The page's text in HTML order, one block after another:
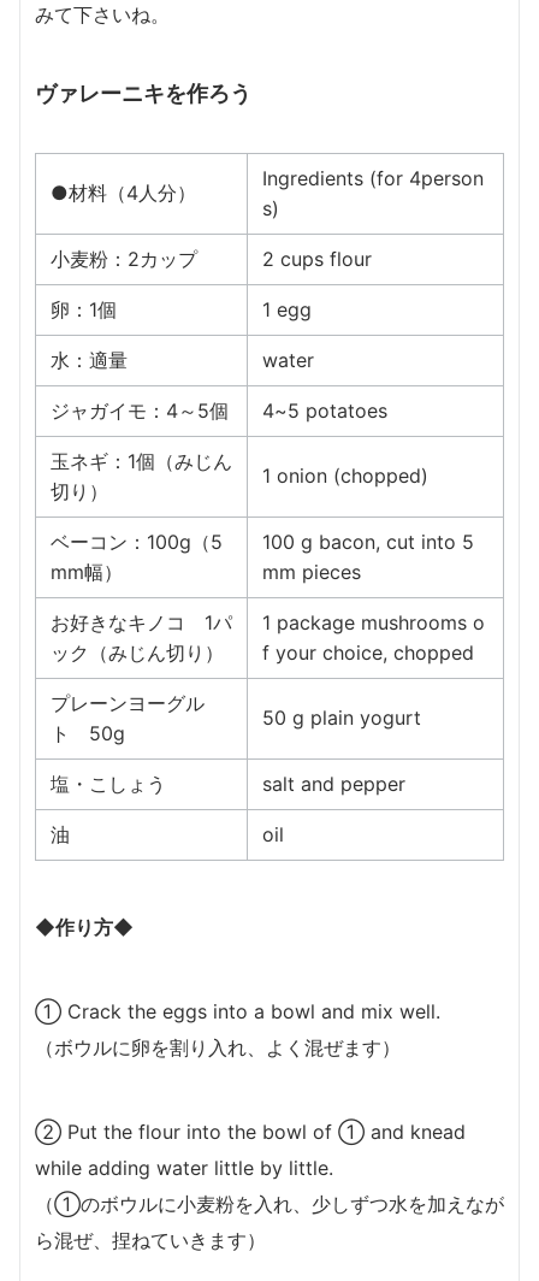
みて下さいね。
ヴァレーニキを作ろう
●材料（4人分）
Ingredients (for 4person
s)
小麦粉：2カップ 2 cups flour
卵：1個 1 egg
水：適量 water
ジャガイモ：4～5個 4~5 potatoes
玉ネギ：1個（みじん
切り）
1 onion (chopped)
ベーコン：100g（5
mm幅）
100 g bacon, cut into 5
mm pieces
お好きなキノコ 1パ
ック（みじん切り）
1 package mushrooms o
f your choice, chopped
プレーンヨーグル
ト 50g
50 g plain yogurt
塩・こしょう salt and pepper
油 oil
◆作り方◆
① Crack the eggs into a bowl and mix well.
（ボウルに卵を割り入れ、よく混ぜます）
② Put the flour into the bowl of ① and knead
while adding water little by little.
（①のボウルに小麦粉を入れ、少しずつ水を加えなが
ら混ぜ、捏ねていきます）